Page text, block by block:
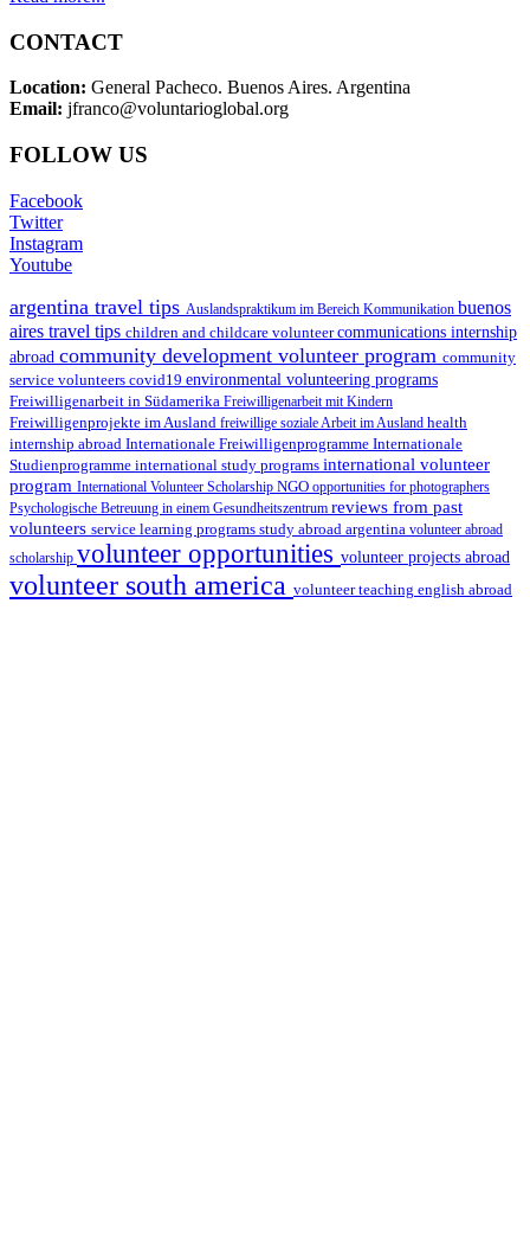
CONTACT
Location: General Pacheco. Buenos Aires. Argentina
Email: jfranco@voluntarioglobal.org
FOLLOW US
Facebook
Twitter
Instagram
Youtube
argentina travel tips Auslandspraktikum im Bereich Kommunikation buenos
aires travel tips children and childcare volunteercommunications internship
abroad community development volunteer program community
service volunteers covid19 environmental volunteering programs
Freiwilligenarbeit in Südamerika Freiwilligenarbeit mit Kindern
Freiwilligenprojekte im Ausland freiwillige soziale Arbeit im Ausland health
internship abroad Internationale Freiwilligenprogramme Internationale
Studienprogramme international study programs international volunteer
program International Volunteer Scholarship NGO opportunities for photographers
Psychologische Betreuung in einem Gesundheitszentrum reviews from past
volunteers service learning programs study abroad argentina volunteer abroad
scholarship volunteer opportunities volunteer projects abroad
volunteer south america volunteer teaching english abroad